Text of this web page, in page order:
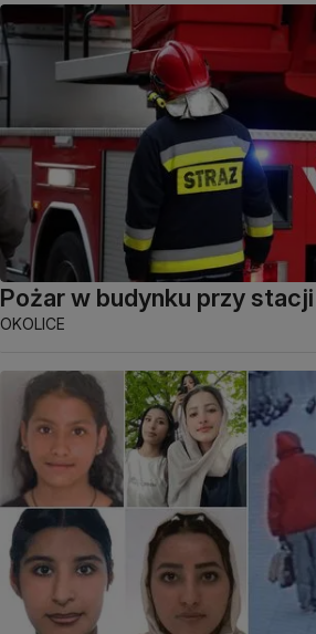
Pożar w budynku przy
OKOLICE